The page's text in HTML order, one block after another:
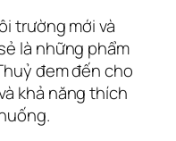
trường mới và
là những phẩm
đem đến cho
khả năng thích